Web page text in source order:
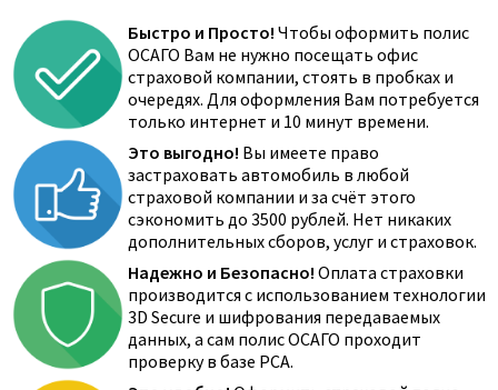
Быстро и Просто! Чтобы оформить полис
ОСАГО Вам не нужно посещать офис
страховой компании, стоять в пробках и
очередях. Для оформления Вам потребуется
только интернет и 10 минут времени.
Это выгодно! Вы имеете право
застраховать автомобиль в любой
страховой компании и за счёт этого
сэкономить до 3500 рублей. Нет никаких
дополнительных сборов, услуг и страховок.
Надежно и Безопасно! Оплата страховки
производится с использованием технологии
3D Secure и шифрования передаваемых
данных, а сам полис ОСАГО проходит
проверку в базе РСА.